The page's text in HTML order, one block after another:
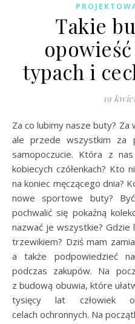
Takie
typach i
19
Za co lubimy nasze buty? Za wygodę, fason, kolor, ochronę,
ale przede wszystkim za
samopoczucie. Która z
kobiecych czółenkach? Kto
na koniec męczącego dnia?
nowe sportowe buty?
pochwalić się pokaźną
nazwać je wszystkie? Gdzie
trzewikiem? Dziś mam
a także podpowiedzieć
podczas zakupów. Na
z budową obuwia, które
tysięcy lat człowiek
celach ochronnych. Na